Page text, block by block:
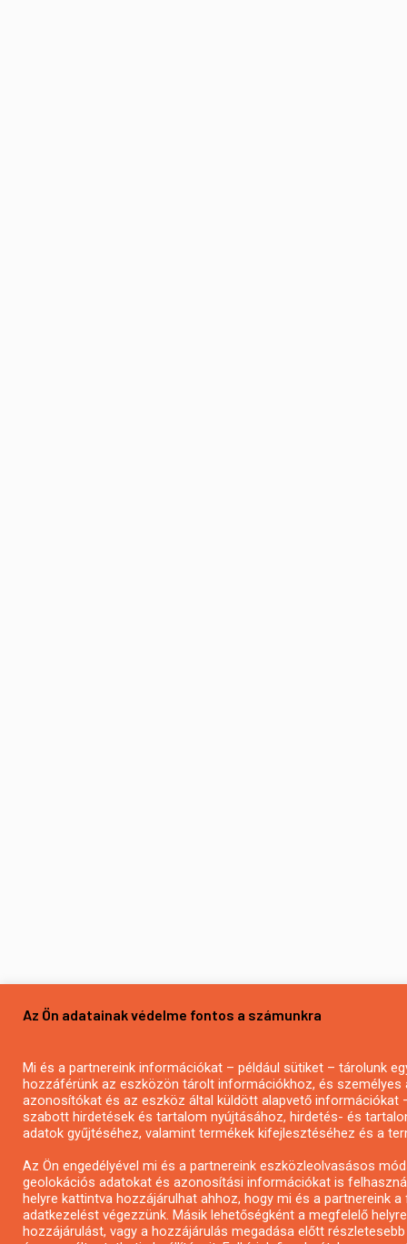
Az Ön adatainak védelme fontos a számunkra
Mi és a partnereink információkat – például sütiket – tárolunk
hozzáférünk az eszközön tárolt információkhoz, és személyes
azonosítókat és az eszköz által küldött alapvető információkat
szabott hirdetések és tartalom nyújtásához, hirdetés- és
adatok gyűjtéséhez, valamint termékek kifejlesztéséhez és a
Az Ön engedélyével mi és a partnereink eszközleolvasásos
geolokációs adatokat és azonosítási információkat is
helyre kattintva hozzájárulhat ahhoz, hogy mi és a partnereink
adatkezelést végezzünk. Másik lehetőségként a megfelelő
hozzájárulást, vagy a hozzájárulás megadása előtt